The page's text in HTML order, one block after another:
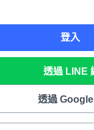
登入
透過 LINE
透過